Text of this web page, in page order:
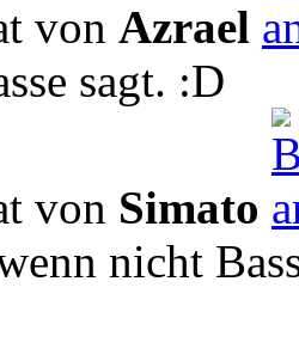
von Azrael
sagt. :D
von Simato
nicht